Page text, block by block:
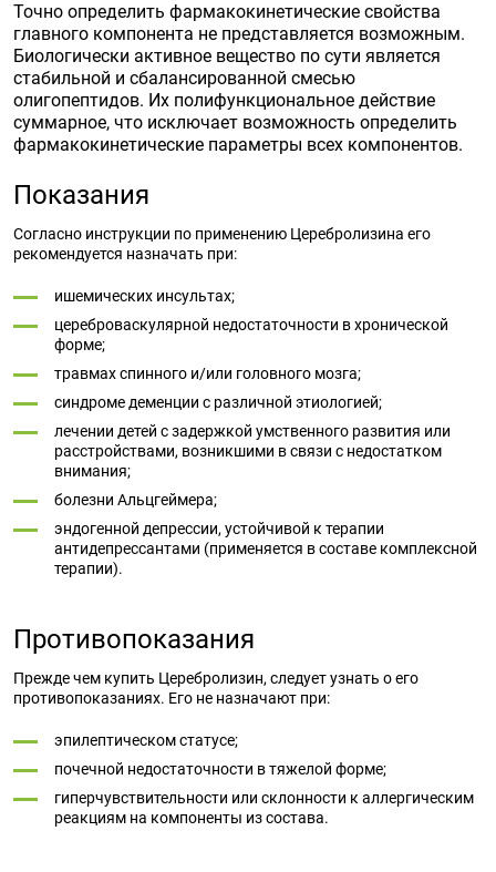
Точно определить фармакокинетические свойства
главного компонента не представляется возможным.
Биологически активное вещество по сути является
стабильной и сбалансированной смесью
олигопептидов. Их полифункциональное действие
суммарное, что исключает возможность определить
фармакокинетические параметры всех компонентов.
Показания
Согласно инструкции по применению Церебролизина его
рекомендуется назначать при:
ишемических инсультах;
цереброваскулярной недостаточности в хронической
форме;
травмах спинного и/или головного мозга;
синдроме деменции с различной этиологией;
лечении детей с задержкой умственного развития или
расстройствами, возникшими в связи с недостатком
внимания;
болезни Альцгеймера;
эндогенной депрессии, устойчивой к терапии
антидепрессантами (применяется в составе комплексной
терапии).
Противопоказания
Прежде чем купить Церебролизин, следует узнать о его
противопоказаниях. Его не назначают при:
эпилептическом статусе;
почечной недостаточности в тяжелой форме;
гиперчувствительности или склонности к аллергическим
реакциям на компоненты из состава.